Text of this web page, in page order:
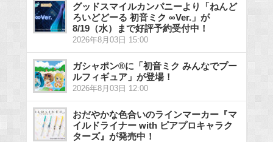
グッドスマイルカンパニーより「ねんど
ろいどどーる 初音ミク ∞Ver.」が
8/19（水）まで好評予約受付中！
2026年8月03日 15:00
ガシャポン®に「初音ミク みんなでプー
ルフィギュア」が登場！
2026年8月03日 12:00
おだやかな色合いのラインマーカー『マ
イルドライナー with ピアプロキャラク
ターズ』が発売中！